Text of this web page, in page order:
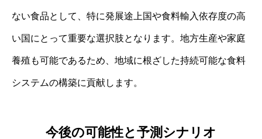
ない食品として、特に発展途上国や食料輸入依存度の高
い国にとって重要な選択肢となります。地方生産や家庭
養殖も可能であるため、地域に根ざした持続可能な食料
システムの構築に貢献します。
今後の可能性と予測シナリオ